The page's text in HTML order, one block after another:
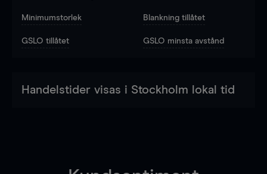
Minimumstorlek Blankning tillåtet
GSLO tillåtet GSLO minsta avstånd
Handelstider visas i Stockholm lokal tid